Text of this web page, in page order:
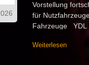
Vorstellung
für
Fahrzeuge YDL
Weiterlesen